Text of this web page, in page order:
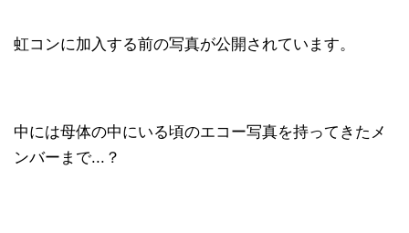
虹コンに加入する前の写真が公開されています。
中には母体の中にいる頃のエコー写真を持ってきたメ
ンバーまで...？